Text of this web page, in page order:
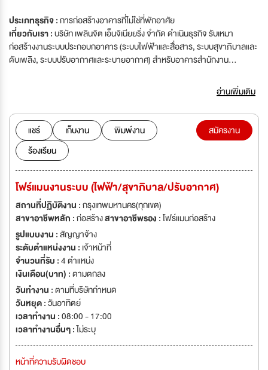
ประเภทธุรกิจ :การก่อสร้างอาคารที่ไม่ใช่ที่พักอาศัย
เกี่ยวกับเรา :บริษัท เพลินจิต เอ็นจิเนียยริ่ง จำกัด ดำเนินธุรกิจ รับเหมา
ก่อสร้างงานระบบประกอบกอาคาร (ระบบไฟฟ้าและสื่อสาร, ระบบสุขาภิบาลและ
ดับเพลิง, ระบบปรับอากาศและระบายอากาศ) สำหรับอาคารสำนักงาน
ช่างเทคนิค ที่มีประสบการณ์ยาวนาน มีความชำนาญงาน และ ทำงานเข้ากับ
อ่านเพิ่มเติม
แชร์ เก็บงาน
พิมพ์งาน
ร้องเรียน
สมัครงาน
โฟร์แมนงานระบบ (ไฟฟ้า/สุขาภิบาล/ปรับอากาศ)
สถานที่ปฏิบัติงาน :กรุงเทพมหานคร(ทุกเขต)
สาขาอาชีพหลัก :ก่อสร้างสาขาอาชีพรอง :โฟร์แมนก่อสร้าง
รูปแบบงาน :สัญญาจ้าง
ระดับตำแหน่งงาน : เจ้าหน้าที่
จำนวนที่รับ :4 ตำแหน่ง
เงินเดือน(บาท) :ตามตกลง
วันทำงาน :ตามที่บริษัทกำหนด
วันหยุด :วันอาทิตย์
เวลาทำงาน :08:00 - 17:00
เวลาทำงานอื่นๆ :ไม่ระบุ
หน้าที่ความรับผิดชอบ